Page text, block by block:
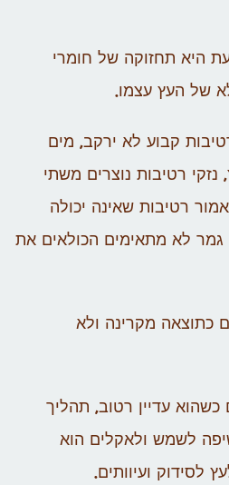
היא תחזוקה של חומרי
של העץ עצמו.
קבוע לא ירקב, מים
נזקי רטיבות נוצרים משתי
רטיבות שאינה יכולה
גמר לא מתאימים הכולאים את
כתוצאה מקרינה ולא
עדיין רטוב, תהליך
לשמש ולאקלים הוא
לסידוק ועיוותים.